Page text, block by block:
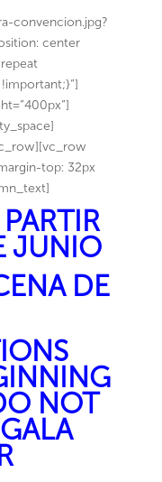
convencion.jpg?
center
top: 32px
JUNIO
DE
NOT